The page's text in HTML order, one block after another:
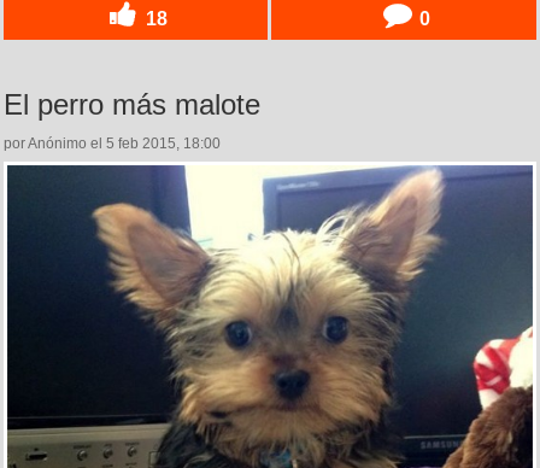
18 0
El perro más malote
por Anónimo el 5 feb 2015, 18:00